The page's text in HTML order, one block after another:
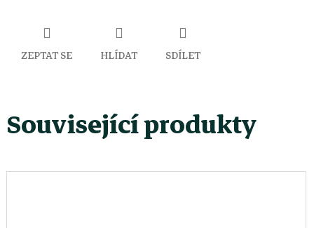
ZEPTAT SE HLÍDAT SDÍLET
Související produkty